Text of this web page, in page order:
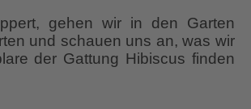
gehen wir in den Garten
und schauen uns an, was wir
der Gattung Hibiscus finden